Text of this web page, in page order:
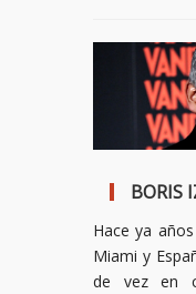
BORIS
Hace ya
Miami y
de vez en